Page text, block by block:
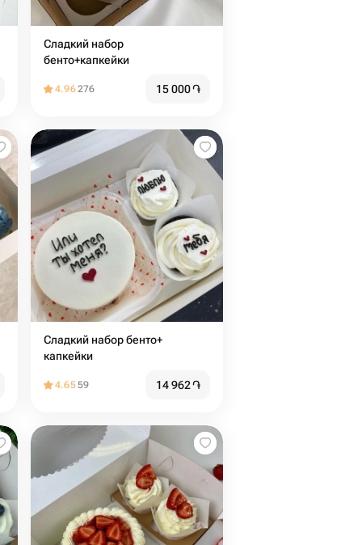
Сладкий набор
бенто+капкейки
4.96276 15 000֏
Сладкий набор бенто+
капкейки
4.6559 14 962֏